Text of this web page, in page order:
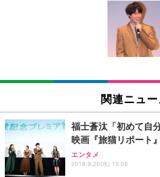
[EdoErgo] オフィスチェ
い 跳ね上げ式アームレ
キング pc 事務椅子 360
ン樹脂ベース 通気性メ
(黒網+黒枠+黒足)
SIHOO B100 オフィス
ュチェア 人間工学 疲れ
￥27,999
Sezlife オフィスチェア
ワーク チェア 強化バッ
能 人間工学 椅子 腰サポ
EIZO ビジネス向けプレ
EV3240X-WT | 31.5型
EIZO ビジネス向けプレ
￥109,572
【純正品】27"ゲーミン
フック付き（CFI-ZDM1J）
Amazonベーシック ペ
回使い捨て 無香料 ホワイ
Amazonベーシック ペ
x2袋(84枚) ホワイト(吸
￥3,234
ネオ・ルーライフ ネオ
り 単品
関連ニュー
福士蒼汰「初めて自
映画『旅猫リポート
エンタメ
2018.9.26(水) 15:08